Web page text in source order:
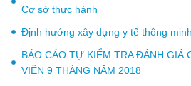
Cơ sở thực hành
Định hướng xây dựng y tế thông minh
BÁO CÁO TỰ KIỂM TRA ĐÁNH GIÁ
VIỆN 9 THÁNG NĂM 2018